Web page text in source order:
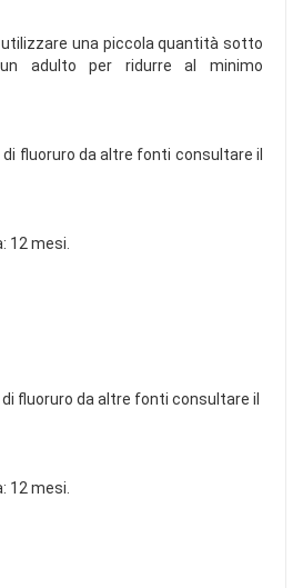
utilizzare una piccola quantità sotto
adulto per ridurre al minimo
di fluoruro da altre fonti consultare il
12 mesi.
fluoruro da altre fonti consultare il
12 mesi.